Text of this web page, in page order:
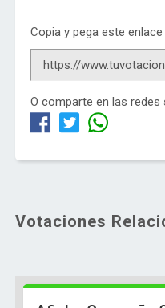
Copia y pega este
O comparte en las redes
Votaciones